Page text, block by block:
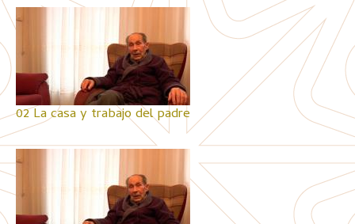
02 La casa y trabajo del padre